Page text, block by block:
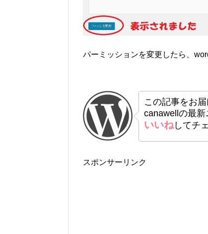
パーミッションを変更したら、
この記事をお
canawellの最新
いいね してチ
スポンサーリンク